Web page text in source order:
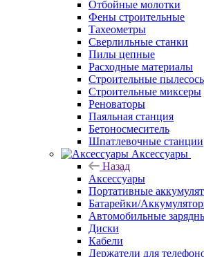
Отбойные молотки
Фены строительные
Тахеометры
Сверлильные станки
Пилы цепные
Расходные материалы
Строительные
Строительные миксеры
Реноваторы
Паяльная станция
Бетоносмеситель
Шпатлевочные станции
Аксессуары
Назад
Аксессуары
Портативные
Батарейки/
Автомобильные
Диски
Кабели
Держатели для